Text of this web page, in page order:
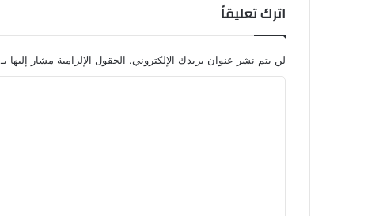
اترك تعليقاً
لن يتم نشر عنوان بريدك الإلكتروني. الحقول الإلزامية مشار إليها بـ